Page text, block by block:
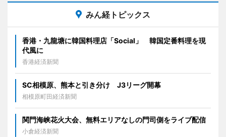
みん経トピックス
香港・九龍塘に韓国料理店「Social」 韓国定番料理を現
代風に
香港経済新聞
SC相模原、熊本と引き分け J3リーグ開幕
相模原町田経済新聞
関門海峡花火大会、無料エリアなしの門司側をライブ配信
小倉経済新聞